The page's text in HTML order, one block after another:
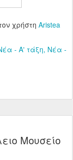
χρήστη Aristea
- Α' τάξη Νέα -
Μουσείο